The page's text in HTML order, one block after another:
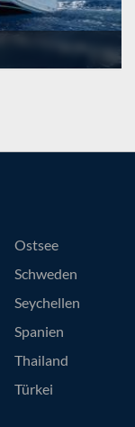
Ostsee
Schweden
Seychellen
Spanien
Thailand
Türkei